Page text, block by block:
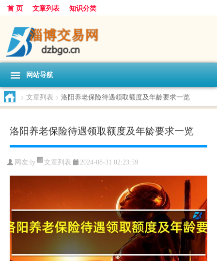
首 页 文章列表 知识分类
网站导航
> 文章列表 > 洛阳养老保险待遇领取额度及年龄要求一览
洛阳养老保险待遇领取额度及年龄要求一览
网友: ly 文章列表 2024-08-31 02:23:59